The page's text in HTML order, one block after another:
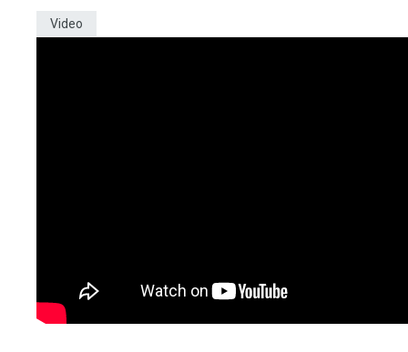
Video